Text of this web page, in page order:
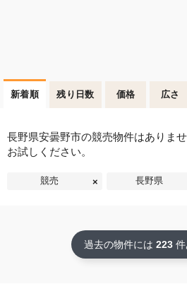
新着順 残り日数 価格 広さ
長野県安曇野市の競売物件はありませ
お試しください。
競売 長野県
過去の物件には 223